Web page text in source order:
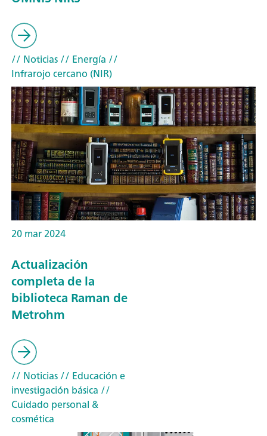
// Noticias// Energía //
Infrarojo cercano (NIR)
20 mar 2024
Actualización
completa de la
biblioteca Raman de
Metrohm
// Noticias// Educación e
investigación básica //
Cuidado personal &
cosmética